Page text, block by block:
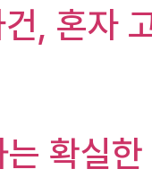
, 혼자
확실